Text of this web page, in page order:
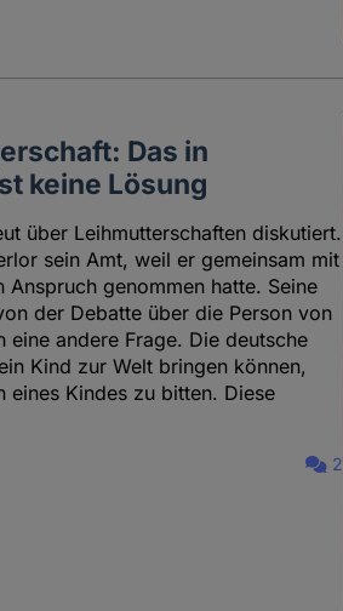
Das in
keine Lösung
über Leihmutterschaften diskutiert.
sein Amt, weil er gemeinsam mit
Anspruch genommen hatte. Seine
der Debatte über die Person von
andere Frage. Die deutsche
Kind zur Welt bringen können,
eines Kindes zu bitten. Diese
2